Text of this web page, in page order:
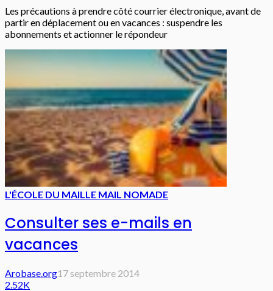
Les précautions à prendre côté courrier électronique, avant de
partir en déplacement ou en vacances : suspendre les
abonnements et actionner le répondeur
L'ÉCOLE DU MAILLE MAIL NOMADE
Consulter ses e-mails en
vacances
Arobase.org17 septembre 2014
2.52K